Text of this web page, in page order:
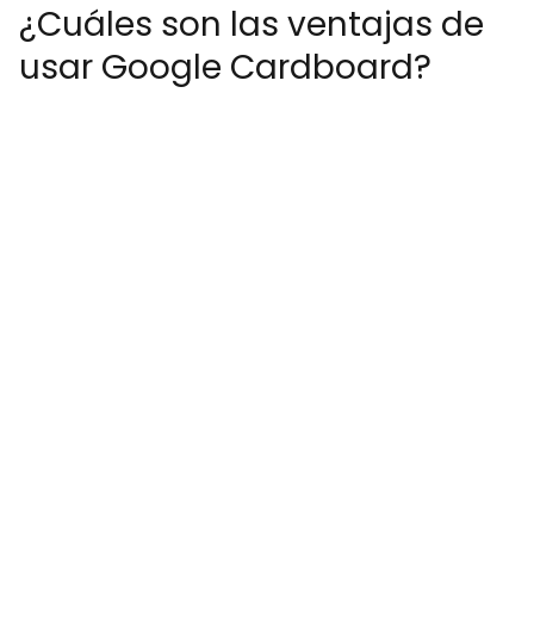
¿Cuáles son las ventajas de
usar Google Cardboard?